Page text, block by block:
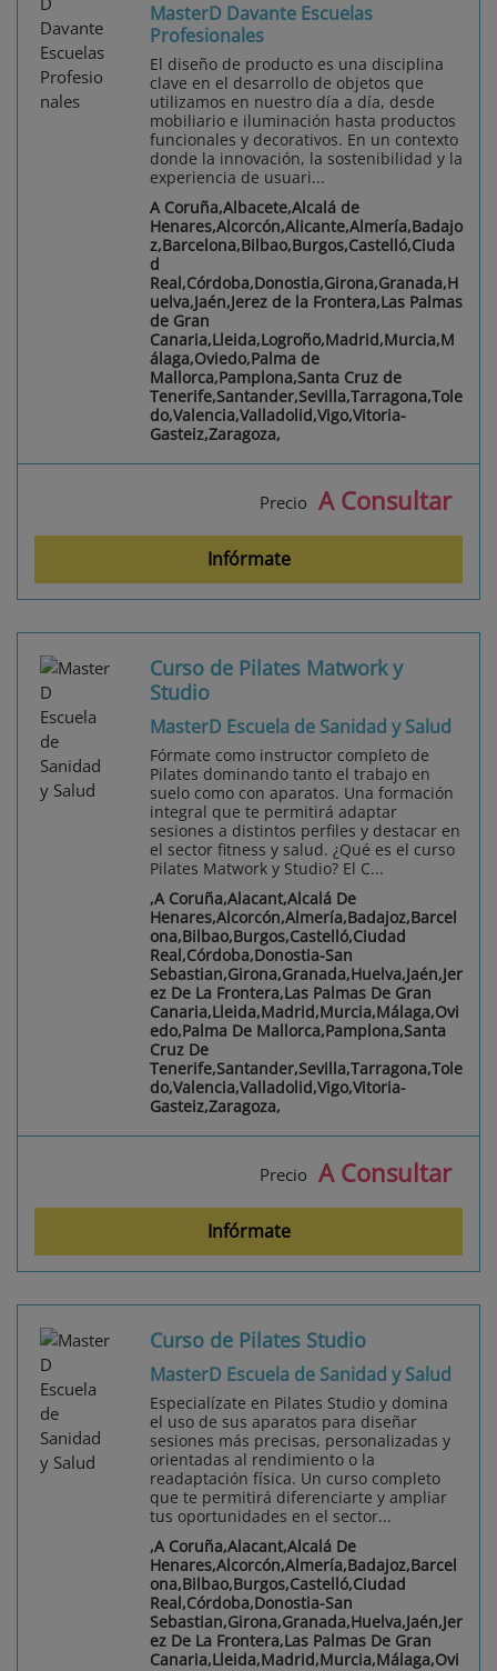
MasterD Davante Escuelas
Profesionales
El diseño de producto es una disciplina
clave en el desarrollo de objetos que
utilizamos en nuestro día a día, desde
mobiliario e iluminación hasta productos
funcionales y decorativos. En un contexto
donde la innovación, la sostenibilidad y la
experiencia de usuari...
A Coruña,Albacete,Alcalá de
Henares,Alcorcón,Alicante,Almería,Badajo
z,Barcelona,Bilbao,Burgos,Castelló,Ciuda
d
Real,Córdoba,Donostia,Girona,Granada,H
uelva,Jaén,Jerez de la Frontera,Las Palmas
de Gran
Canaria,Lleida,Logroño,Madrid,Murcia,M
álaga,Oviedo,Palma de
Mallorca,Pamplona,Santa Cruz de
Tenerife,Santander,Sevilla,Tarragona,Tole
do,Valencia,Valladolid,Vigo,Vitoria-
Gasteiz,Zaragoza,
Precio A Consultar
Infórmate
Curso de Pilates Matwork y
Studio
MasterD Escuela de Sanidad y Salud
Fórmate como instructor completo de
Pilates dominando tanto el trabajo en
suelo como con aparatos. Una formación
integral que te permitirá adaptar
sesiones a distintos perfiles y destacar en
el sector fitness y salud. ¿Qué es el curso
Pilates Matwork y Studio? El C...
,A Coruña,Alacant,Alcalá De
Henares,Alcorcón,Almería,Badajoz,Barcel
ona,Bilbao,Burgos,Castelló,Ciudad
Real,Córdoba,Donostia-San
Sebastian,Girona,Granada,Huelva,Jaén,Jer
ez De La Frontera,Las Palmas De Gran
Canaria,Lleida,Madrid,Murcia,Málaga,Ovi
edo,Palma De Mallorca,Pamplona,Santa
Cruz De
Tenerife,Santander,Sevilla,Tarragona,Tole
do,Valencia,Valladolid,Vigo,Vitoria-
Gasteiz,Zaragoza,
Precio A Consultar
Infórmate
Curso de Pilates Studio
MasterD Escuela de Sanidad y Salud
Especialízate en Pilates Studio y domina
el uso de sus aparatos para diseñar
sesiones más precisas, personalizadas y
orientadas al rendimiento o la
readaptación física. Un curso completo
que te permitirá diferenciarte y ampliar
tus oportunidades en el sector...
,A Coruña,Alacant,Alcalá De
Henares,Alcorcón,Almería,Badajoz,Barcel
ona,Bilbao,Burgos,Castelló,Ciudad
Real,Córdoba,Donostia-San
Sebastian,Girona,Granada,Huelva,Jaén,Jer
ez De La Frontera,Las Palmas De Gran
Canaria,Lleida,Madrid,Murcia,Málaga,Ovi